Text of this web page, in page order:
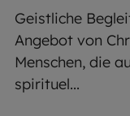
Geistliche
Angebot von
Menschen, die
spirituel...